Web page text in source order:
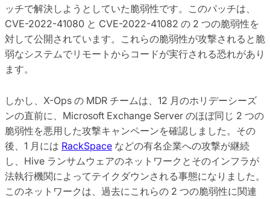
ッチで解決しようとしていた脆弱性です。このパッチは、
CVE-2022-41080 と CVE-2022-41082 の 2 つの脆弱性を
対して公開されています。これらの脆弱性が攻撃されると脆
弱なシステムでリモートからコードが実行される恐れがあり
ます。
しかし、X-Ops の MDR チームは、12 月のホリデーシーズ
ンの直前に、Microsoft Exchange Server のほぼ同じ 2 つの
脆弱性を悪用した攻撃キャンペーンを確認しました。その
後、1 月には RackSpace などの有名企業への攻撃が継続
し、Hive ランサムウェアのネットワークとそのインフラが
法執行機関によってテイクダウンされる事態になりました。
このネットワークは、過去にこれらの 2 つの脆弱性に関連